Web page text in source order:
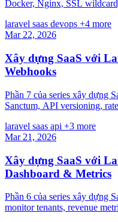
Docker, Nginx, SSL
laravel saas devops +4 more
Mar 22, 2026
Xây dựng SaaS với
Webhooks
Phần 7 của series xây dựng
Sanctum, API versioning,
laravel saas api +3 more
Mar 21, 2026
Xây dựng SaaS với
Dashboard & Metrics
Phần 6 của series xây dựng
monitor tenants, revenue